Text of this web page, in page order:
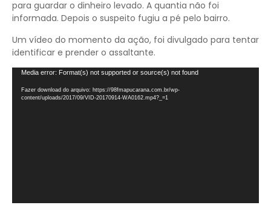
para guardar o dinheiro levado. A quantia não foi
informada. Depois o suspeito fugiu a pé pelo bairro.
Um vídeo do momento da ação, foi divulgado para tentar
identificar e prender o assaltante.
Tocador
de
vídeo
Media error: Format(s) not supported or source(s) not found
Fazer download do arquivo: https://98fmapucarana.com.br/wp-
content/uploads/2017/09/VID-20170914-WA0162.mp4?_=1